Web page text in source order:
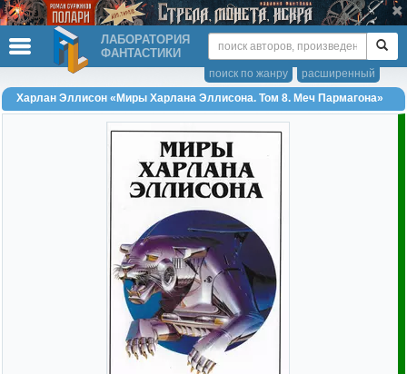
ЛАБОРАТОРИЯ
ФАНТАСТИКИ
расширенный
поиск по жанру
Харлан Эллисон «Миры Харлана Эллисона. Том 8. Меч Пармагона»